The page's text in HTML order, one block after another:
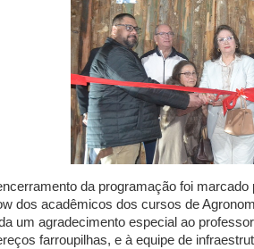
da programação foi
dos acadêmicos dos cursos de
um agradecimento especial ao
farroupilhas, e à equipe de